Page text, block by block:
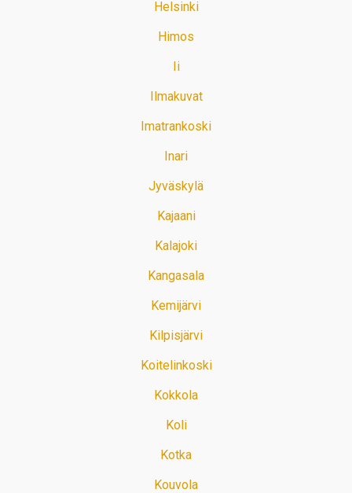
Helsinki
Himos
Ii
Ilmakuvat
Imatrankoski
Inari
Jyväskylä
Kajaani
Kalajoki
Kangasala
Kemijärvi
Kilpisjärvi
Koitelinkoski
Kokkola
Koli
Kotka
Kouvola